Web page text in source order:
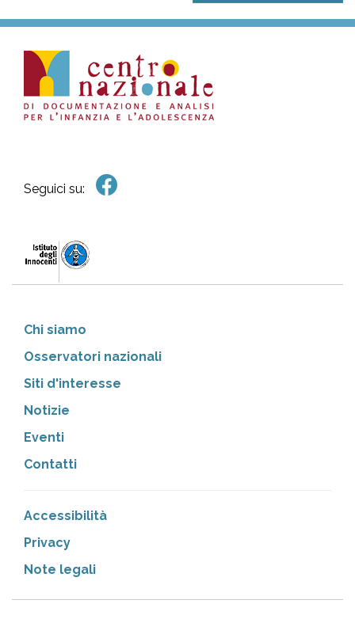
Seguici su:
Chi siamo
Osservatori nazionali
Siti d'interesse
Notizie
Eventi
Contatti
Accessibilità
Privacy
Note legali